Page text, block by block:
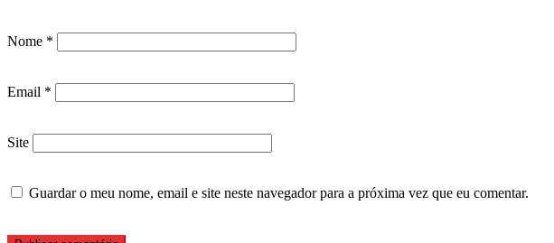
Nome *
Email *
Site
Guardar o meu nome, email e site neste navegador para a próxima vez que eu comentar.